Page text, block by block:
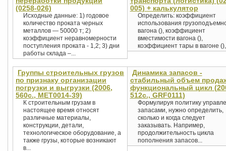
(0258-026)
Исходные данные: 1) годовое
количество проката черных
металлов — 50000 т; 2)
коэффициент неравномерности
поступления проката - 1,2; 3) дни
работы склада –...
005) + калькулятор
Определить: коэффициент
использования
вагона (), коэффициент
вместимости вагона (),
коэффициент тары в вагоне
Группы строительных грузов
по признаку организации
погрузки и выгрузки (2006,
560с., MET0014-39)
К строительным грузам в
настоящее время относят
различные материалы,
конструкции, детали,
технологическое оборудование, а
также грузы, которые возникают
в...
Динамика запасов -
стабильный объем
функциональный цикл
512с., GRF0111)
Формулируя политику
запасами, нужно определить,
сколько и когда следует
заказывать. Например,
продолжительность цикла
пополнения запасов...